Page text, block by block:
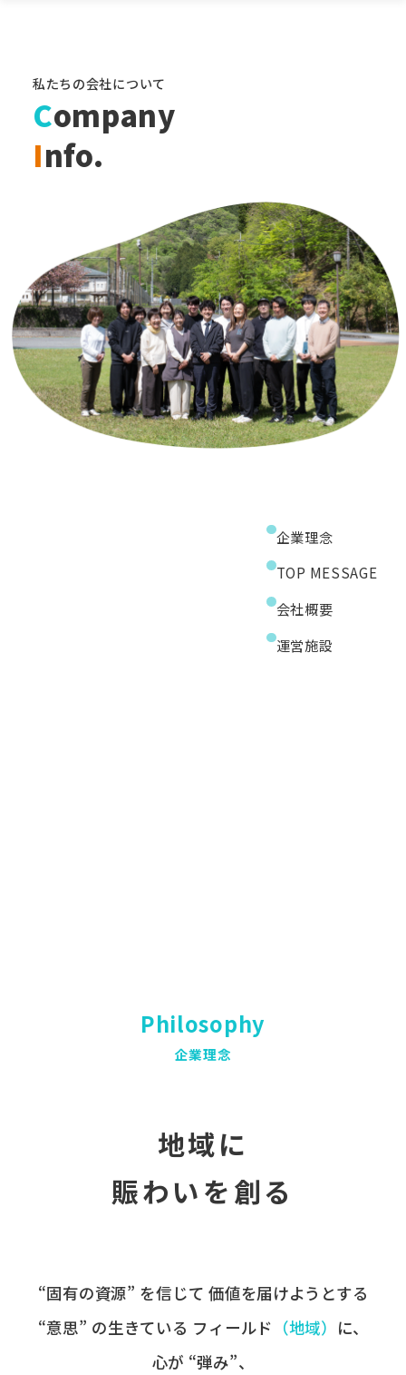
私たちの会社について
Company
Info.
企業理念
TOP MESSAGE
会社概要
運営施設
Philosophy
企業理念
地域に
賑わいを創る
“固有の​資源” を​信じて 価値を​届けようとする​
“意思” の​生きている フィールド ​（地域） に、
心が​ “弾み”、